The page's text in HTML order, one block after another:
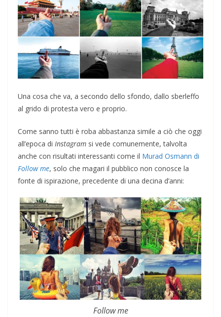
Una cosa che va, a secondo dello sfondo, dallo sberleffo
al grido di protesta vero e proprio.
Come sanno tutti è roba abbastanza simile a ciò che oggi
all’epoca di Instagram si vede comunemente, talvolta
anche con risultati interessanti come il Murad Osmann di
Follow me, solo che magari il pubblico non conosce la
fonte di ispirazione, precedente di una decina d’anni:
Follow me